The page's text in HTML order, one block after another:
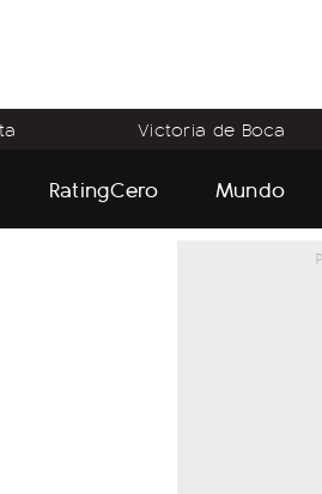
Victoria de Boca
RatingCero Mundo